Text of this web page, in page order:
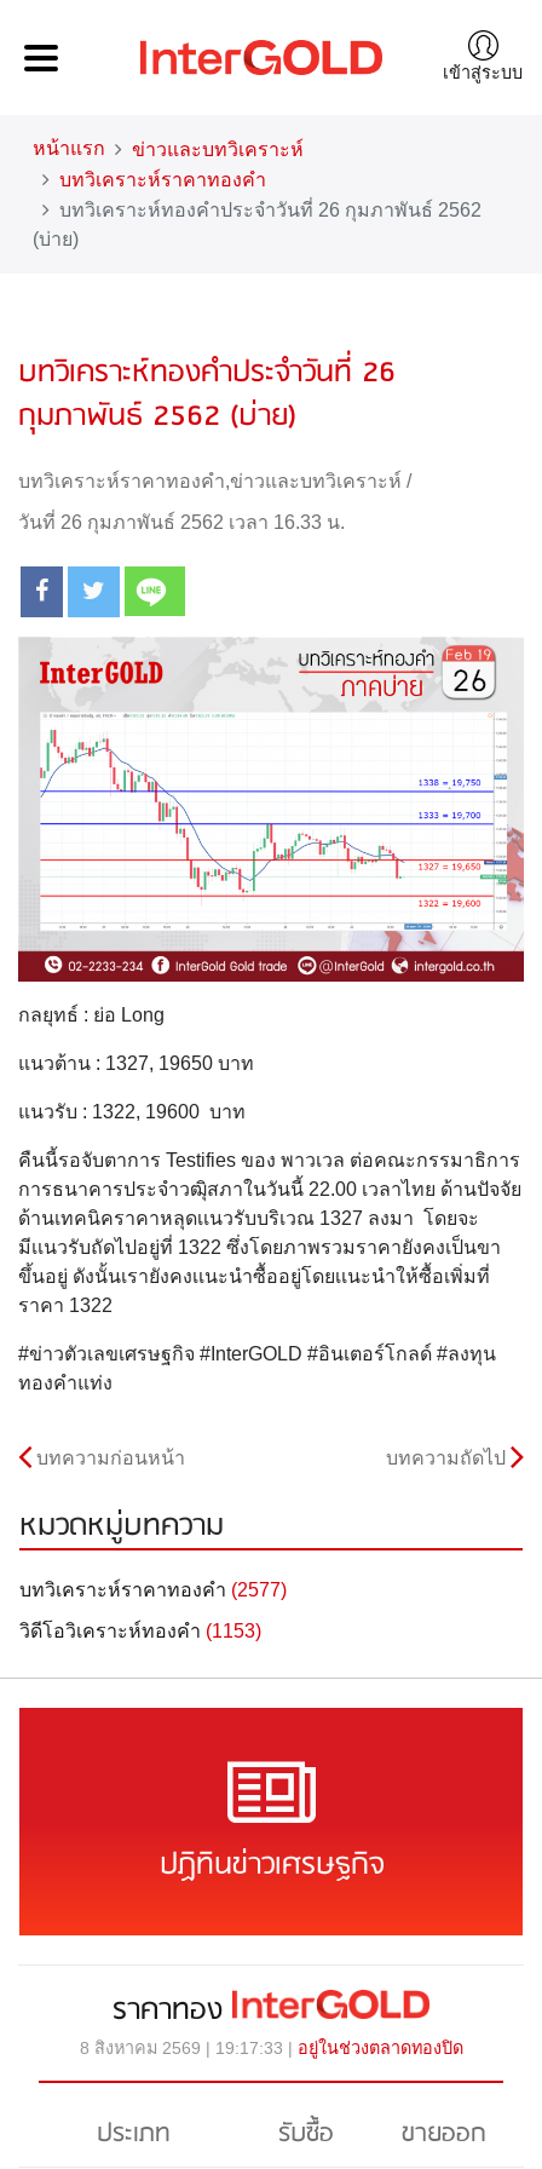
เข้าสู่ระบบ
หน้าแรก
ข่าวและบทวิเคราะห์
บทวิเคราะห์ราคาทองคำ
บทวิเคราะห์ทองคำประจำวันที่ 26 กุมภาพันธ์ 2562
(บ่าย)
บทวิเคราะห์ทองคำประจำวันที่ 26
กุมภาพันธ์ 2562 (บ่าย)
บทวิเคราะห์ราคาทองคำ,ข่าวและบทวิเคราะห์ /
วันที่ 26 กุมภาพันธ์ 2562 เวลา 16.33 น.
กลยุทธ์ : ย่อ Long
แนวต้าน : 1327, 19650 บาท
แนวรับ : 1322, 19600 บาท
คืนนี้รอจับตาการ Testifies ของ พาวเวล ต่อคณะกรรมาธิการ
การธนาคารประจําวฒุิสภาในวันนี้ 22.00 เวลาไทย ด้านปัจจัย
ด้านเทคนิคราคาหลุดเเนวรับบริเวณ 1327 ลงมา โดยจะ
มีเเนวรับถัดไปอยู่ที่ 1322 ซึ่งโดยภาพรวมราคายังคงเป็นขา
ขึ้นอยู่ ดังนั้นเรายังคงเเนะนำซื้ออยู่โดยเเนะนำให้ซื้อเพิ่มที่
ราคา 1322
#ข่าวตัวเลขเศรษฐกิจ #InterGOLD #อินเตอร์โกลด์ #ลงทุน
ทองคำแท่ง
บทความก่อนหน้า บทความถัดไป
หมวดหมู่บทความ
บทวิเคราะห์ราคาทองคำ (2577)
วิดีโอวิเคราะห์ทองคำ (1153)
ปฏิทินข่าวเศรษฐกิจ
ราคาทอง
8 สิงหาคม 2569 | 19:17:33 | อยู่ในช่วงตลาดทองปิด
ประเภท รับซื้อ ขายออก